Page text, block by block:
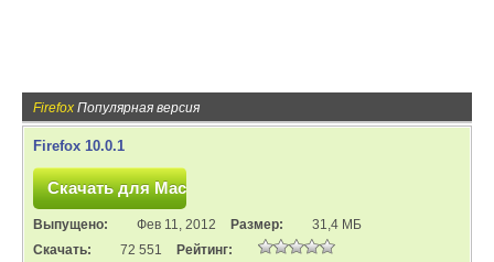
Firefox Популярная версия
Firefox 10.0.1
Выпущено: Фев 11, 2012 Размер:
31,4 МБ
Скачать:
72 551
Рейтинг: